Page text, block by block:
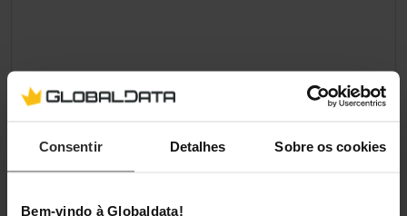
Consentir Detalhes Sobre os cookies
Bem-vindo à Globaldata!